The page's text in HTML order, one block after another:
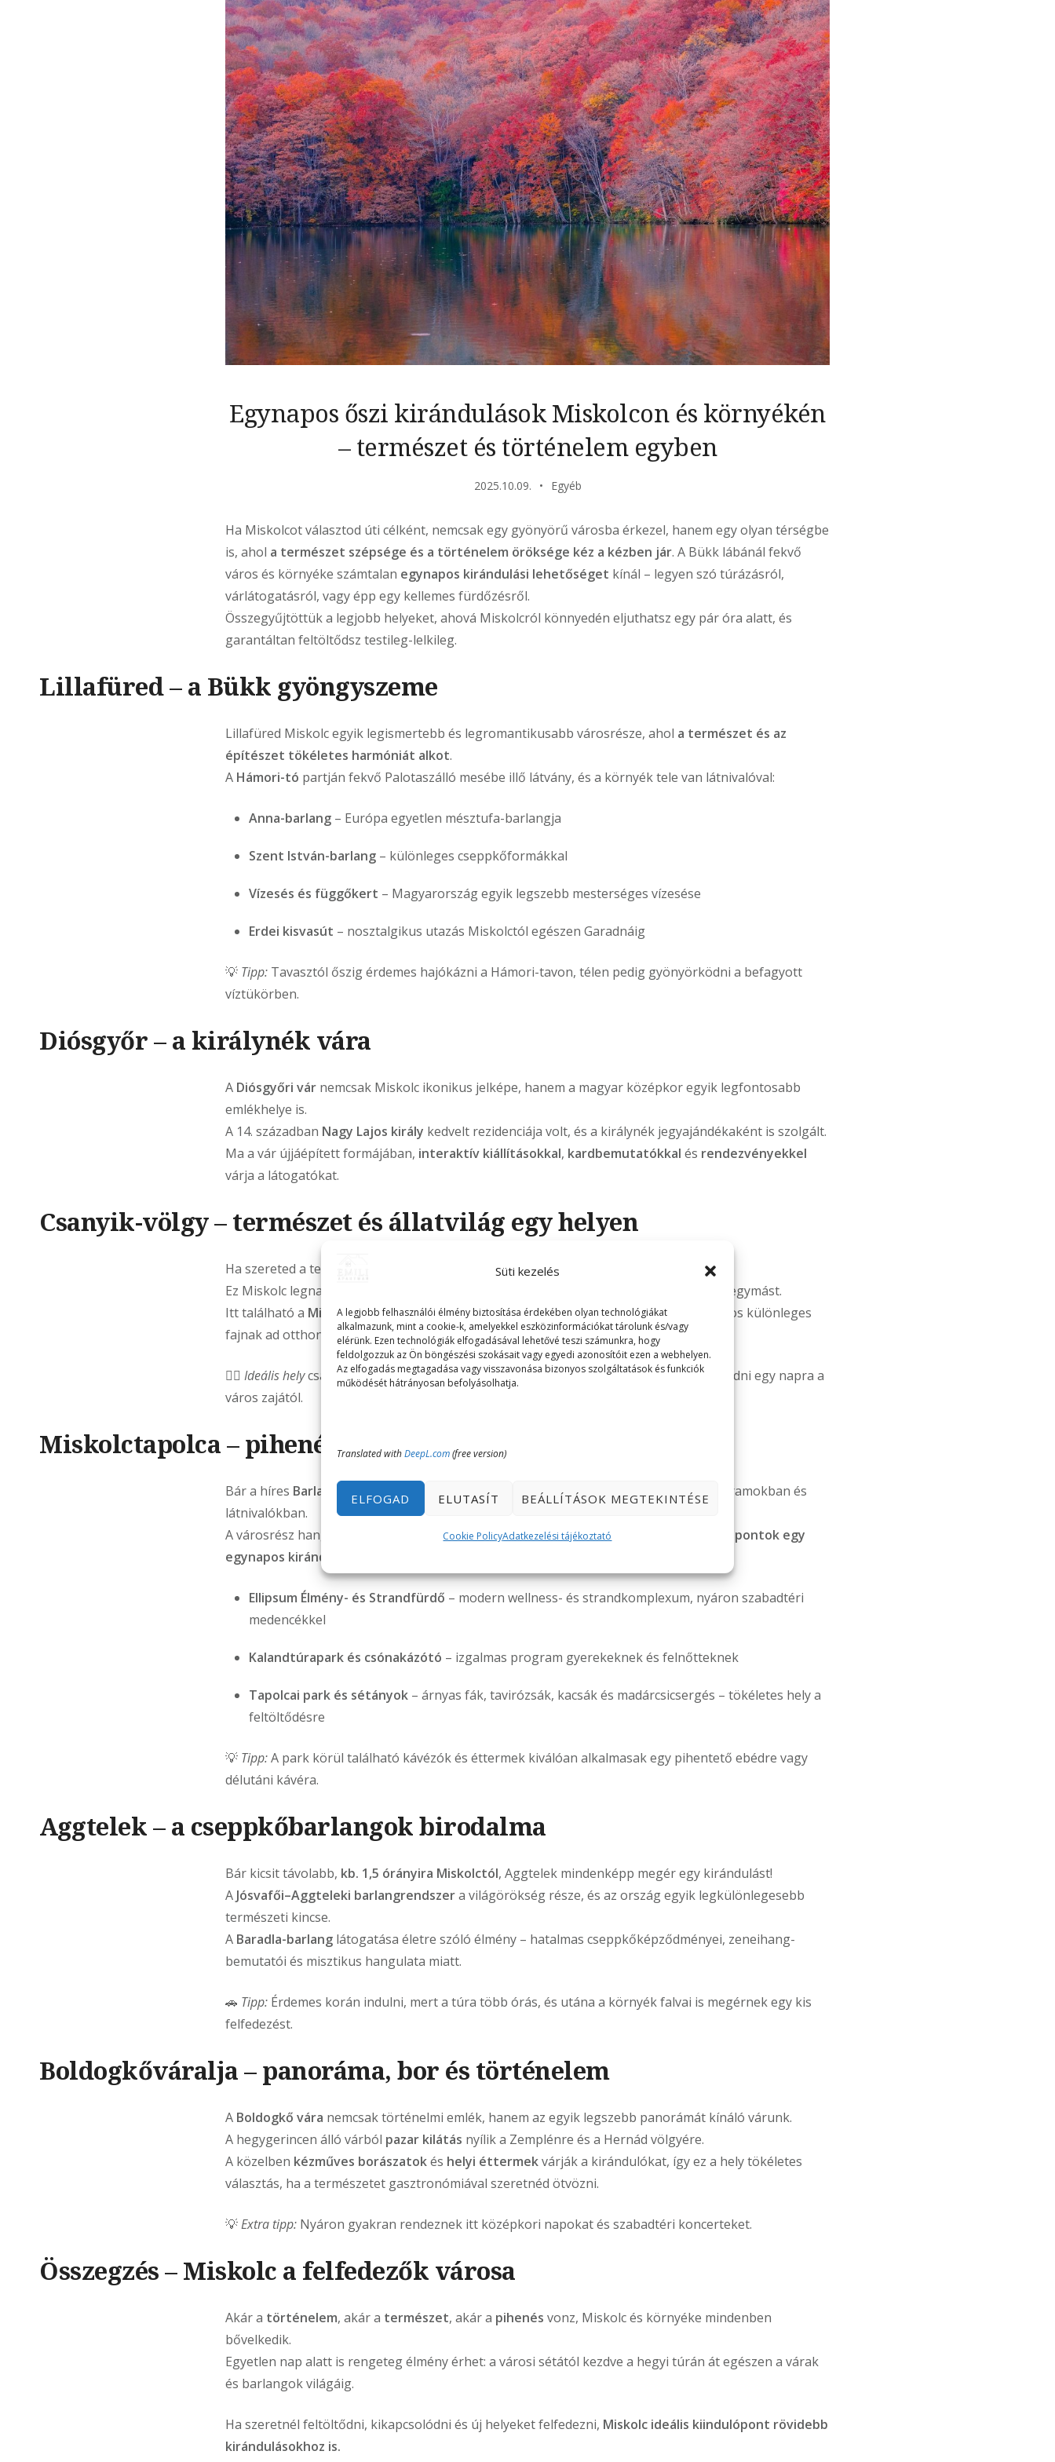
Süti kezelés
A legjobb felhasználói élmény biztosítása érdekében olyan technológiákat
alkalmazunk, mint a cookie-k, amelyekkel eszközinformációkat tárolunk és/vagy
elérünk. Ezen technológiák elfogadásával lehetővé teszi számunkra, hogy
feldolgozzuk az Ön böngészési szokásait vagy egyedi azonosítóit ezen a webhelyen.
Az elfogadás megtagadása vagy visszavonása bizonyos szolgáltatások és funkciók
működését hátrányosan befolyásolhatja.
Translated withDeepL.com(free version)
ELFOGAD ELUTASÍT BEÁLLÍTÁSOK MEGTEKINTÉSE
Cookie PolicyAdatkezelési tájékoztató
Egynapos őszi kirándulások Miskolcon és környékén
– természet és történelem egyben
2025.10.09. Egyéb
Ha Miskolcot választod úti célként, nemcsak egy gyönyörű városba érkezel, hanem egy olyan térségbe
is, ahol a természet szépsége és a történelem öröksége kéz a kézben jár. A Bükk lábánál fekvő
város és környéke számtalan egynapos kirándulási lehetőséget kínál – legyen szó túrázásról,
várlátogatásról, vagy épp egy kellemes fürdőzésről.
Összegyűjtöttük a legjobb helyeket, ahová Miskolcról könnyedén eljuthatsz egy pár óra alatt, és
garantáltan feltöltődsz testileg-lelkileg.
Lillafüred – a Bükk gyöngyszeme
Lillafüred Miskolc egyik legismertebb és legromantikusabb városrésze, ahol a természet és az
építészet tökéletes harmóniát alkot.
A Hámori-tó partján fekvő Palotaszálló mesébe illő látvány, és a környék tele van látnivalóval:
Anna-barlang – Európa egyetlen mésztufa-barlangja
Szent István-barlang – különleges cseppkőformákkal
Vízesés és függőkert – Magyarország egyik legszebb mesterséges vízesése
Erdei kisvasút – nosztalgikus utazás Miskolctól egészen Garadnáig
💡 Tipp: Tavasztól őszig érdemes hajókázni a Hámori-tavon, télen pedig gyönyörködni a befagyott
víztükörben.
Diósgyőr – a királynék vára
A Diósgyőri vár nemcsak Miskolc ikonikus jelképe, hanem a magyar középkor egyik legfontosabb
emlékhelye is.
A 14. században Nagy Lajos király kedvelt rezidenciája volt, és a királynék jegyajándékaként is szolgált.
Ma a vár újjáépített formájában, interaktív kiállításokkal, kardbemutatókkal és rendezvényekkel
várja a látogatókat.
Csanyik-völgy – természet és állatvilág egy helyen
Ha szereted a természetet és az állatokat, a Csanyik-völgy
Ez Miskolc legnagyobb zöldövezete, ahol
váltják egymást.
Itt található a Miskolci Állatkert és Kultúrpark, amely a Bükk lábánál terül el, és számos különleges
fajnak ad otthont.
🚶‍♀️ Ideális helycsaládoknak, természetkedvelőknek vagy bárkinek, aki szeretne elszakadni egy napra a
város zajától.
Miskolctapolca – pihenés és élmény egyben
Bár a híres Barlangfürdő jelenleg nem üzemel
, Miskolctapolca így is bővelkedik programokban és
látnivalókban.
A városrész hangulatos parkjai, tavai és élménylétesítményei továbbra is
népszerű célpontok egy
egynapos kirándulásra
Ellipsum Élmény- és Strandfürdő – modern wellness- és strandkomplexum, nyáron szabadtéri
medencékkel
Kalandtúrapark és csónakázótó – izgalmas program gyerekeknek és felnőtteknek
Tapolcai park és sétányok – árnyas fák, tavirózsák, kacsák és madárcsicsergés – tökéletes hely a
feltöltődésre
💡 Tipp:A park körül található kávézók és éttermek kiválóan alkalmasak egy pihentető ebédre vagy
délutáni kávéra.
Aggtelek – a cseppkőbarlangok birodalma
Bár kicsit távolabb, kb. 1,5 órányira Miskolctól, Aggtelek mindenképp megér egy kirándulást!
A Jósvafői–Aggteleki barlangrendszera világörökség része, és az ország egyik legkülönlegesebb
természeti kincse.
A Baradla-barlang látogatása életre szóló élmény – hatalmas cseppkőképződményei, zeneihang-
bemutatói és misztikus hangulata miatt.
🚗 Tipp: Érdemes korán indulni, mert a túra több órás, és utána a környék falvai is megérnek egy kis
felfedezést.
Boldogkőváralja – panoráma, bor és történelem
A Boldogkő vára nemcsak történelmi emlék, hanem az egyik legszebb panorámát kínáló várunk.
A hegygerincen álló várból pazar kilátás nyílik a Zemplénre és a Hernád völgyére.
A közelben kézműves borászatokés helyi éttermekvárják a kirándulókat, így ez a hely tökéletes
választás, ha a természetet gasztronómiával szeretnéd ötvözni.
💡Extra tipp: Nyáron gyakran rendeznek itt középkori napokat és szabadtéri koncerteket.
Összegzés – Miskolc a felfedezők városa
Akár a történelem, akár a természet, akár a pihenés vonz, Miskolc és környéke mindenben
bővelkedik.
Egyetlen nap alatt is rengeteg élmény érhet: a városi sétától kezdve a hegyi túrán át egészen a várak
és barlangok világáig.
Ha szeretnél feltöltődni, kikapcsolódni és új helyeket felfedezni, Miskolc ideális kiindulópont rövidebb
kirándulásokhoz is.